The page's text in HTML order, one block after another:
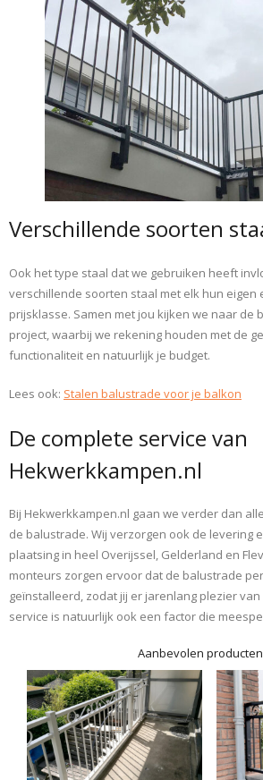
Verschillende soorten
Ook het type staal dat we gebruiken heeft
verschillende soorten staal met elk hun eigen
prijsklasse. Samen met jou kijken we naar de
project, waarbij we rekening houden met de
functionaliteit en natuurlijk je budget.
Lees ook: Stalen balustrade voor je balkon
De complete service van
Hekwerkkampen.nl
Bij Hekwerkkampen.nl gaan we verder dan
de balustrade. Wij verzorgen ook de levering
plaatsing in heel Overijssel, Gelderland en
monteurs zorgen ervoor dat de balustrade
geïnstalleerd, zodat jij er jarenlang plezier
service is natuurlijk ook een factor die
Aanbevolen producten